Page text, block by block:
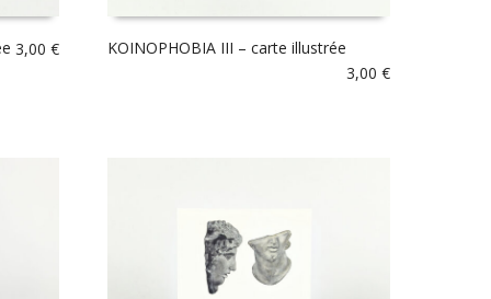
3,00 €
KOINOPHOBIA III – carte illustrée
3,00€